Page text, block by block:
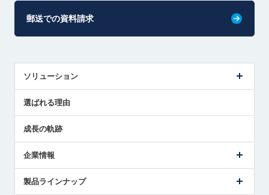
郵送での資料請求
ソリューション
解決策提案
選ばれる理由
成長の軌跡
企業情報
ごあいさつ
製品ラインナップ